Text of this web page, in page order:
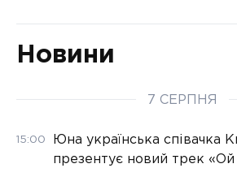
Новини
7 СЕРПНЯ
15:00
Юна українська співачка
презентує новий трек «Ой